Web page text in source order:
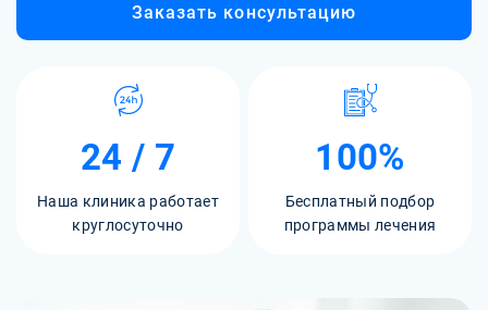
Заказать консультацию
24 / 7
Наша клиника работает
круглосуточно
100%
Бесплатный подбор
программы лечения